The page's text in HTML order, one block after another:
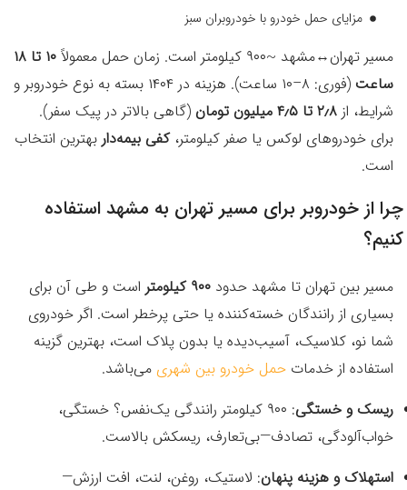
مزایای حمل خودرو با خودروبران سبز
سایر مسیرهای پرطرفدار بین تهران و خراسان
مناطق پوشش و نکات مسیر
سوالات متداول درباره حمل خودرو تهران به مشهد
مسیر تهران↔مشهد ~۹۰۰ کیلومتر است. زمان حمل معمولاً
۱۰ تا ۱۸
ساعت
(فوری: ۸–۱۰ ساعت). هزینه در ۱۴۰۴ بسته به نوع خودروبر و
شرایط، از ۲٫۸ تا ۴٫۵ میلیون تومان
(گاهی بالاتر در پیک سفر).
برای خودروهای لوکس یا صفر کیلومتر،کفی بیمه‌دار بهترین انتخاب
است.
چرا از خودروبر برای مسیر تهران به مشهد استفاده
کنیم؟
مسیر بین تهران تا مشهد حدود ۹۰۰ کیلومتر
است و طی آن برای
بسیاری از رانندگان خسته‌کننده یا حتی پرخطر است. اگر خودروی
شما نو، کلاسیک، آسیب‌دیده یا بدون پلاک است، بهترین گزینه
استفاده از خدمات حمل خودرو بین شهری می‌باشد.
ریسک و خستگی
: ۹۰۰ کیلومتر رانندگی یک‌نفس؟ خستگی،
خواب‌آلودگی، تصادف—بی‌تعارف، ریسکش بالاست.
استهلاک و هزینه پنهان: لاستیک، روغن، لنت، افت ارزش—